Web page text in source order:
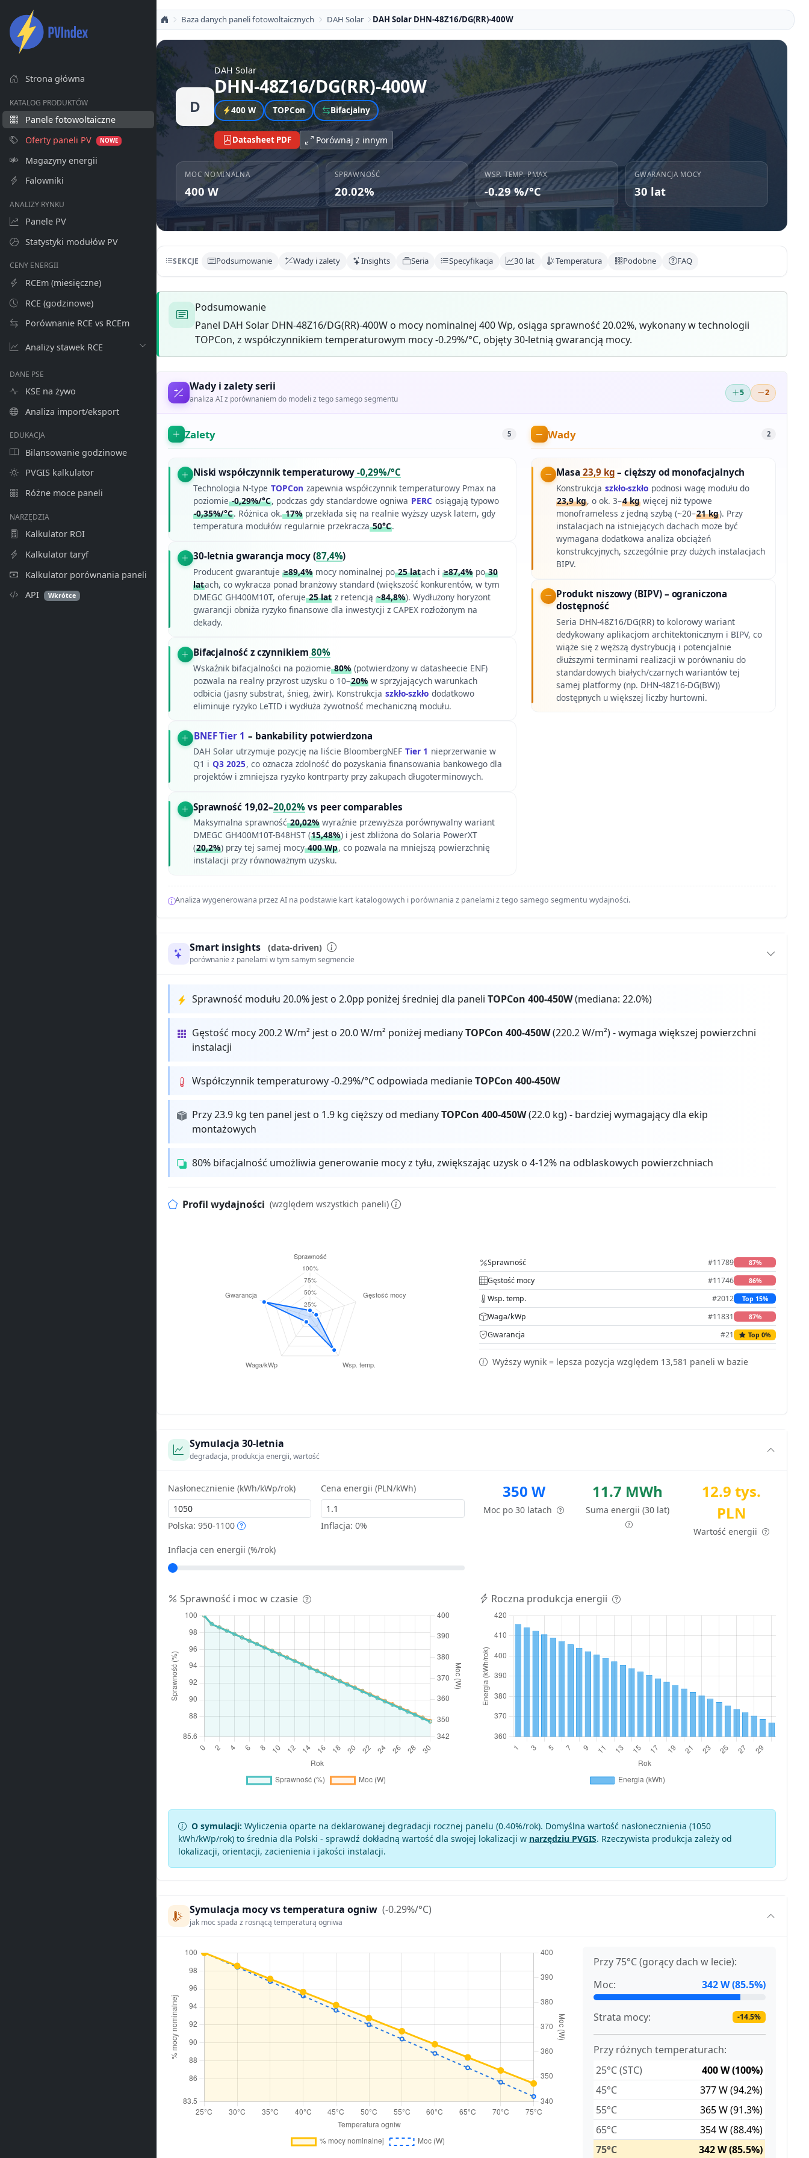
Strona główna
KATALOG PRODUKTÓW
Panele fotowoltaiczne
Oferty paneli PV
NOWE
Magazyny energii
Falowniki
ANALIZY RYNKU
Panele PV
Statystyki modułów PV
CENY ENERGII
RCEm (miesięczne)
RCE (godzinowe)
Porównanie RCE vs RCEm
Analizy stawek RCE
DANE PSE
KSE na żywo
Analiza import/eksport
EDUKACJA
Bilansowanie godzinowe
PVGIS kalkulator
Różne moce paneli
NARZĘDZIA
Kalkulator ROI
Kalkulator taryf
Kalkulator porównania paneli
API
Wkrótce
Baza danych paneli fotowoltaicznych DAH Solar DAH Solar DHN-48Z16/DG(RR)-400W
D
DAH Solar
DHN-48Z16/DG(RR)-400W
400 W TOPCon Bifacjalny
Datasheet PDF Porównaj z innym
MOC NOMINALNA
400 W
SPRAWNOŚĆ
20.02%
WSP. TEMP. PMAX
-0.29 %/°C
GWARANCJA MOCY
30 lat
SEKCJE Podsumowanie Wady i zalety Insights Seria Specyfikacja 30 lat Temperatura Podobne FAQ
Podsumowanie
Panel DAH Solar DHN-48Z16/DG(RR)-400W o mocy nominalnej 400 Wp, osiąga sprawność 20.02%, wykonany w technologii
TOPCon, z współczynnikiem temperaturowym mocy -0.29%/°C, objęty 30-letnią gwarancją mocy.
Wady i zalety serii
analiza AI z porównaniem do modeli z tego samego segmentu
5 2
Zalety 5
Niski współczynnik temperaturowy -0,29%/°C
Technologia N-type TOPCon zapewnia współczynnik temperaturowy Pmax na
poziomie-0,29%/°C, podczas gdy standardowe ogniwa PERC osiągają typowo
-0,35%/°C. Różnica ok.17%przekłada się na realnie wyższy uzysk latem, gdy
temperatura modułów regularnie przekracza50°C.
30-letnia gwarancja mocy (87,4%)
Producent gwarantuje ≥89,4%mocy nominalnej po25 latach i ≥87,4%po30
latach, co wykracza ponad branżowy standard (większość konkurentów, w tym
DMEGC GH400M10T, oferuje25 latz retencją ~84,8%). Wydłużony horyzont
gwarancji obniża ryzyko finansowe dla inwestycji z CAPEX rozłożonym na
dekady.
Bifacjalność z czynnikiem 80%
Wskaźnik bifacjalności na poziomie80%(potwierdzony w datasheecie ENF)
pozwala na realny przyrost uzysku o 10–20%w sprzyjających warunkach
odbicia (jasny substrat, śnieg, żwir). Konstrukcja szkło-szkło dodatkowo
eliminuje ryzyko LeTID i wydłuża żywotność mechaniczną modułu.
BNEF Tier 1 – bankability potwierdzona
DAH Solar utrzymuje pozycję na liście BloombergNEF Tier 1 nieprzerwanie w
Q1 i Q3 2025, co oznacza zdolność do pozyskania finansowania bankowego dla
projektów i zmniejsza ryzyko kontrparty przy zakupach długoterminowych.
Sprawność 19,02–20,02% vs peer comparables
Maksymalna sprawność20,02%wyraźnie przewyższa porównywalny wariant
DMEGC GH400M10T-B48HST (15,48%) i jest zbliżona do Solaria PowerXT
(20,2%) przy tej samej mocy400 Wp, co pozwala na mniejszą powierzchnię
instalacji przy równoważnym uzysku.
Wady 2
Masa 23,9 kg – cięższy od monofacjalnych
Konstrukcja szkło-szkło podnosi wagę modułu do
23,9 kg, o ok. 3–4 kg więcej niż typowe
monoframeless z jedną szybą (~20–21 kg). Przy
instalacjach na istniejących dachach może być
wymagana dodatkowa analiza obciążeń
konstrukcyjnych, szczególnie przy dużych instalacjach
BIPV.
Produkt niszowy (BIPV) – ograniczona
dostępność
Seria DHN-48Z16/DG(RR) to kolorowy wariant
dedykowany aplikacjom architektonicznym i BIPV, co
wiąże się z węższą dystrybucją i potencjalnie
dłuższymi terminami realizacji w porównaniu do
standardowych białych/czarnych wariantów tej
samej platformy (np. DHN-48Z16-DG(BW))
dostępnych u większej liczby hurtowni.
Analiza wygenerowana przez AI na podstawie kart katalogowych i porównania z panelami z tego samego segmentu wydajności.
Smart insights (data-driven)
porównanie z panelami w tym samym segmencie
Sprawność modułu 20.0% jest o 2.0pp poniżej średniej dla paneliTOPCon 400-450W(mediana: 22.0%)
Gęstość mocy 200.2 W/m² jest o 20.0 W/m² poniżej medianyTOPCon 400-450W(220.2 W/m²) - wymaga większej powierzchni
instalacji
Współczynnik temperaturowy -0.29%/°C odpowiada medianieTOPCon 400-450W
Przy 23.9 kg ten panel jest o 1.9 kg cięższy od medianyTOPCon 400-450W(22.0 kg) - bardziej wymagający dla ekip
montażowych
80% bifacjalność umożliwia generowanie mocy z tyłu, zwiększając uzysk o 4-12% na odblaskowych powierzchniach
Profil wydajności (względem wszystkich paneli)
Sprawność #11789 87%
Gęstość mocy #11746 86%
Wsp. temp. #2012 Top 15%
Waga/kWp #11831 87%
Gwarancja #21 Top 0%
Wyższy wynik = lepsza pozycja względem 13,581 paneli w bazie
Symulacja 30-letnia
degradacja, produkcja energii, wartość
Nasłonecznienie (kWh/kWp/rok)
Polska: 950-1100
Cena energii (PLN/kWh)
Inflacja:0%
Inflacja cen energii (%/rok)
350 W
Moc po 30 latach
11.7 MWh
Suma energii (30 lat)
12.9 tys.
PLN
Wartość energii
Sprawność i moc w czasie Roczna produkcja energii
O symulacji: Wyliczenia oparte na deklarowanej degradacji rocznej panelu (0.40%/rok). Domyślna wartość nasłonecznienia (1050
kWh/kWp/rok) to średnia dla Polski - sprawdź dokładną wartość dla swojej lokalizacji w narzędziu PVGIS. Rzeczywista produkcja zależy od
lokalizacji, orientacji, zacienienia i jakości instalacji.
Symulacja mocy vs temperatura ogniw (-0.29%/°C)
jak moc spada z rosnącą temperaturą ogniwa
Przy 75°C (gorący dach w lecie):
Moc:
342 W (85.5%)
Strata mocy: -14.5%
Przy różnych temperaturach:
25°C (STC)
400 W (100%)
45°C
377 W (94.2%)
55°C
365 W (91.3%)
65°C
354 W (88.4%)
75°C
342 W (85.5%)